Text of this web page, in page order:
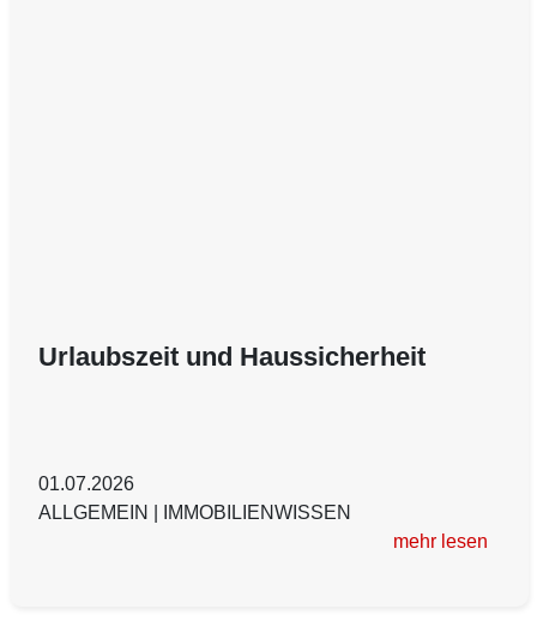
Urlaubszeit und Haussicherheit
01.07.2026
ALLGEMEIN
IMMOBILIENWISSEN
mehr lesen